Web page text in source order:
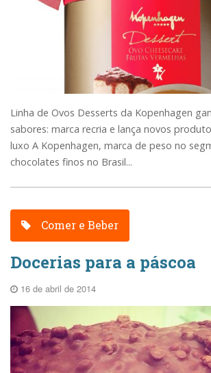
Linha de Ovos Desserts da Kopenhagen
sabores: marca recria e lança novos
luxo A Kopenhagen, marca de peso no
chocolates finos no Brasil...
Comer e Beber
Docerias para a páscoa
16 de abril de 2014